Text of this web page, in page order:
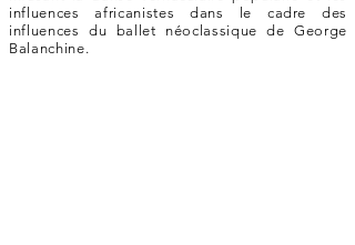
influences africanistes dans le cadre des
influences du ballet néoclassique de George
Balanchine.